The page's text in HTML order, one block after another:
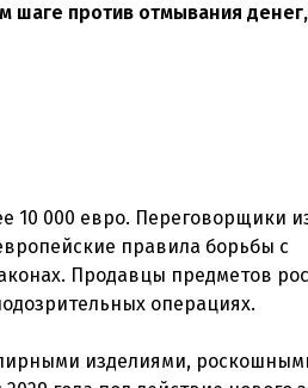
против отмывания денег,
10 000 евро. Переговорщики
правила борьбы с
Продавцы предметов
операциях.
изделиями,